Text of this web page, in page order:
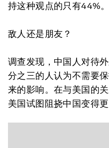
持这种观点的只有44%。
敌人还是朋友？
调查发现，中国人对待
分之三的人认为不需要
来的影响。在与美国的
美国试图阻挠中国变得更